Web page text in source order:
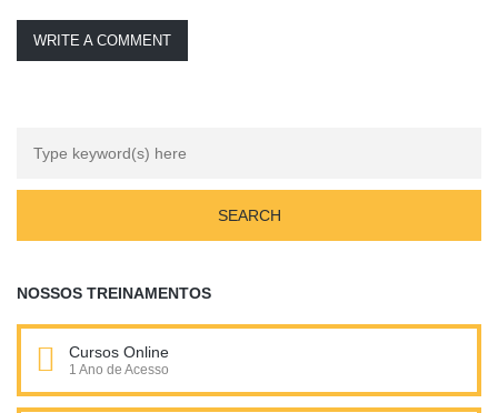
WRITE A COMMENT
NOSSOS TREINAMENTOS
Cursos Online
1 Ano de Acesso